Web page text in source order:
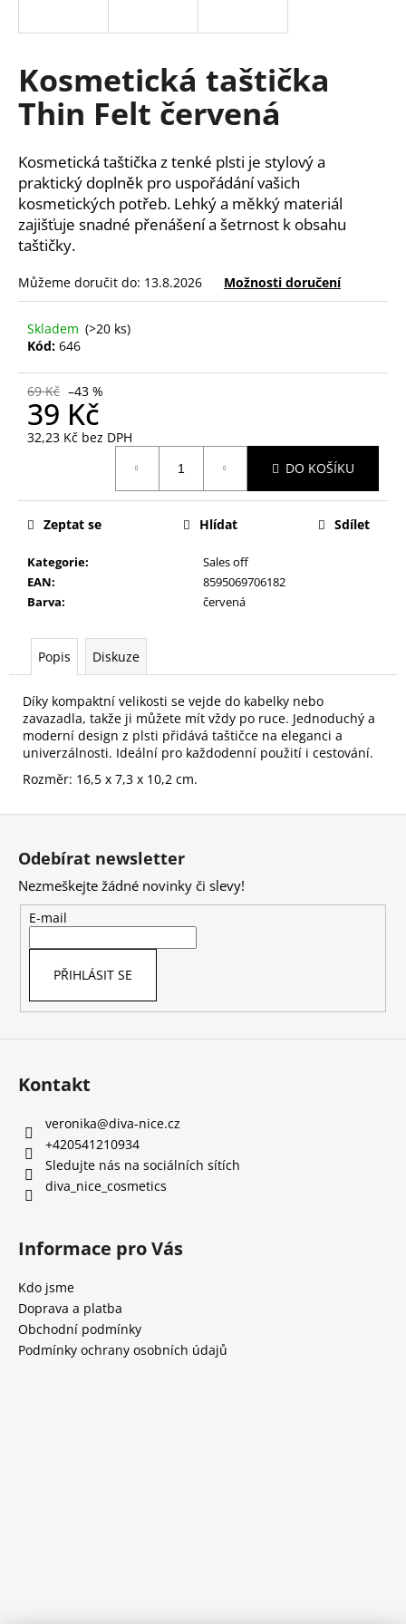
Kosmetická taštička
Thin Felt červená
Kosmetická taštička z tenké plsti je stylový a
praktický doplněk pro uspořádání vašich
kosmetických potřeb. Lehký a měkký materiál
zajišťuje snadné přenášení a šetrnost k obsahu
taštičky.
Můžeme doručit do: 13.8.2026 Možnosti doručení
Skladem (>20 ks)
Kód: 646
69 Kč –43 %
39 Kč
32,23 Kč bez DPH
DO KOŠÍKU
Kategorie:
Sales off
EAN:
8595069706182
Barva: červená
Zeptat se Hlídat Sdílet
Popis Diskuze
Díky kompaktní velikosti se vejde do kabelky nebo
zavazadla, takže ji můžete mít vždy po ruce. Jednoduchý a
moderní design z plsti přidává taštičce na eleganci a
univerzálnosti. Ideální pro každodenní použití i cestování.
Rozměr: 16,5 x 7,3 x 10,2 cm.
í
t
?
HLEDAT
D
o
p
o
r
u
u
e
PILNÍK
NA
NEHTY
SKLENĚNÝ
PLASTOVÉM
POUZDŘE
79
Kč
Z
Odebírat newsletter
Nezmeškejte žádné novinky či slevy!
E-mail
PŘIHLÁSIT SE
Kontakt
veronika@diva-nice.cz
+420541210934
Sledujte nás na sociálních sítích
diva_nice_cosmetics
Informace pro Vás
Kdo jsme
Doprava a platba
Obchodní podmínky
Podmínky ochrany osobních údajů